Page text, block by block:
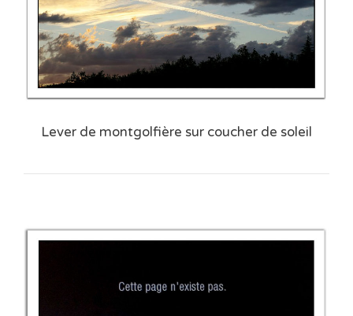
Lever de montgolfière sur coucher de soleil